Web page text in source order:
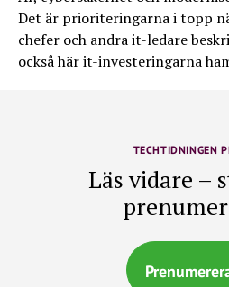
Det är prioriteringarna i topp
chefer och andra it-ledare
också här it-investeringarna
TECHTIDNINGEN
Läs vidare –